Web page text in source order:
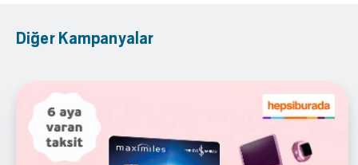
Diğer Kampanyalar